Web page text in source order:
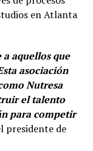
en Atlanta
aquellos que
asociación
Nutresa
el talento
para competir
presidente de